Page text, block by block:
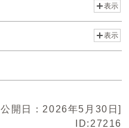
表示
表示
開日：2026年5月30日]
ID:27216